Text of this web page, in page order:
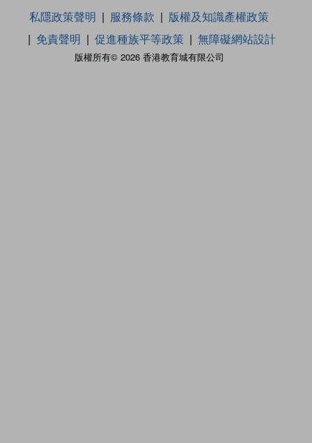
版權所有© 2026 香港教育城有限公司
私隱政策聲明 服務條款
版權及知識產權政策
免責聲明
促進種族平等政策 無障礙網站設計